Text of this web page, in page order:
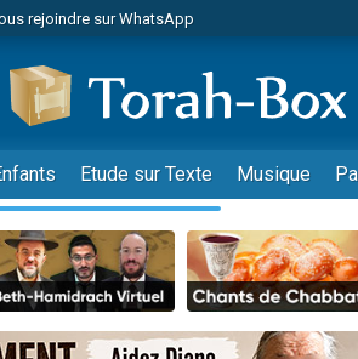
rejoindre sur WhatsApp
faire un don pour 1 Journée de Vacances Pour
une bénédiction
rejoindre sur WhatsApp
en groupe sur Zoom
faire un don pour Diane, 80 ans, dans un
rejoindre sur WhatsApp
rejoindre sur WhatsApp
Etude sur Texte Musique